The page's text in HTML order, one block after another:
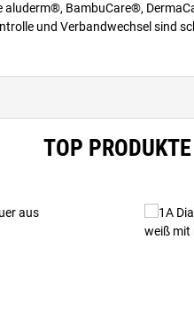
BambuCare®,
und Verbandwechsel sind
TOP PRODUKTE